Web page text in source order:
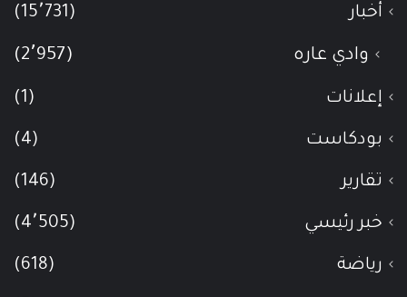
أخبار (15٬731)
وادي عاره (2٬957)
إعلانات (1)
بودكاست (4)
تقارير (146)
خبر رئيسي (4٬505)
رياضة (618)